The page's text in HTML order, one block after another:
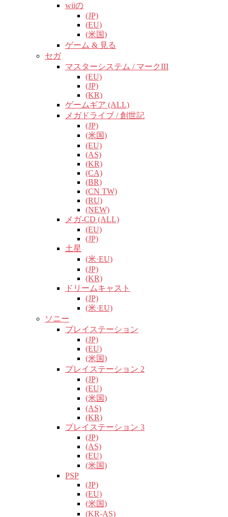
wiiの
(JP)
(EU)
(米国)
ゲーム & 見る
セガ
マスターシステム / マークIII
(EU)
(JP)
(KR)
ゲームギア (ALL)
メガドライブ / 創世記
(JP)
(米国)
(EU)
(AS)
(KR)
(CA)
(BR)
(CN TW)
(RU)
(NEW)
メガ-CD (ALL)
(EU)
(JP)
土星
(米·EU)
(JP)
(KR)
ドリームキャスト
(JP)
(米·EU)
ソニー
プレイステーション
(JP)
(EU)
(米国)
プレイステーション 2
(JP)
(EU)
(米国)
(AS)
(KR)
プレイステーション 3
(JP)
(AS)
(EU)
(米国)
PSP
(JP)
(EU)
(米国)
(KR-AS)